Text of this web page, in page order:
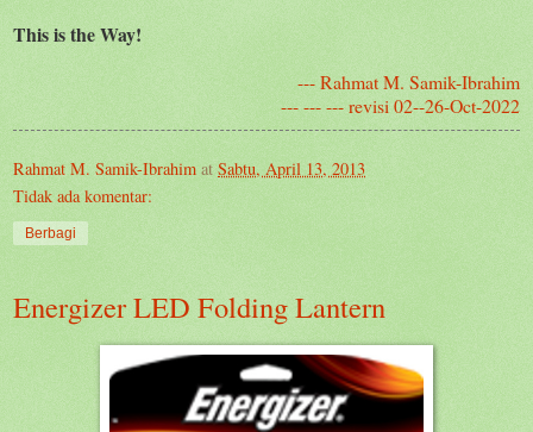
This is the Way!
--- Rahmat M. Samik-Ibrahim
--- --- --- revisi 02--26-Oct-2022
Rahmat M. Samik-Ibrahim at Sabtu, April 13, 2013
Tidak ada komentar:
Berbagi
Energizer LED Folding Lantern